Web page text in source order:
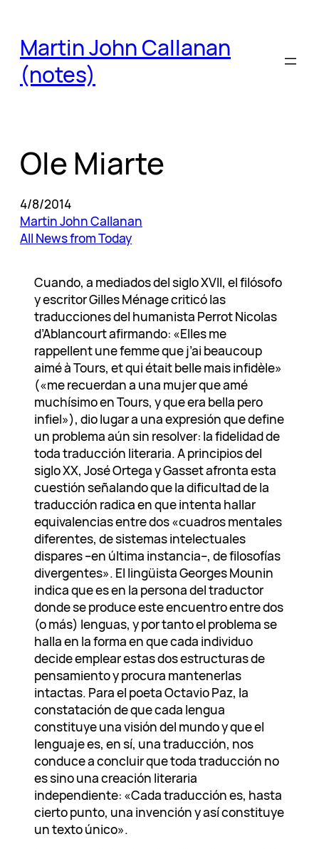
content
Martin John Callanan
(notes)
Ole Miarte
4/8/2014
Martin John Callanan
All News from Today
Cuando, a mediados del siglo XVII, el filósofo
y escritor Gilles Ménage criticó las
traducciones del humanista Perrot Nicolas
d’Ablancourt afirmando: «Elles me
rappellent une femme que j’ai beaucoup
aimé à Tours, et qui était belle mais infidèle»
(«me recuerdan a una mujer que amé
muchísimo en Tours, y que era bella pero
infiel»), dio lugar a una expresión que define
un problema aún sin resolver: la fidelidad de
toda traducción literaria. A principios del
siglo XX, José Ortega y Gasset afronta esta
cuestión señalando que la dificultad de la
traducción radica en que intenta hallar
equivalencias entre dos «cuadros mentales
diferentes, de sistemas intelectuales
dispares –en última instancia–, de filosofías
divergentes». El lingüista Georges Mounin
indica que es en la persona del traductor
donde se produce este encuentro entre dos
(o más) lenguas, y por tanto el problema se
halla en la forma en que cada individuo
decide emplear estas dos estructuras de
pensamiento y procura mantenerlas
intactas. Para el poeta Octavio Paz, la
constatación de que cada lengua
constituye una visión del mundo y que el
lenguaje es, en sí, una traducción, nos
conduce a concluir que toda traducción no
es sino una creación literaria
independiente: «Cada traducción es, hasta
cierto punto, una invención y así constituye
un texto único».